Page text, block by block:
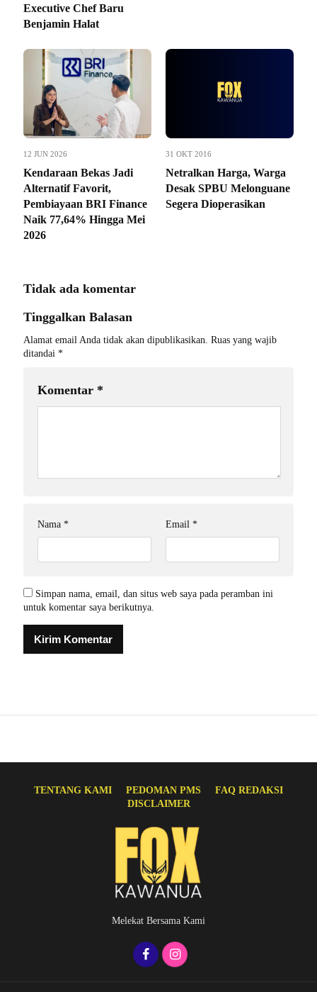
Executive Chef Baru
Benjamin Halat
12 JUN 2026
Kendaraan Bekas Jadi
Alternatif Favorit,
Pembiayaan BRI Finance
Naik 77,64% Hingga Mei
2026
31 OKT 2016
Netralkan Harga, Warga
Desak SPBU Melonguane
Segera Dioperasikan
Tidak ada komentar
Tinggalkan Balasan
Alamat email Anda tidak akan dipublikasikan. Ruas yang wajib
ditandai *
Komentar *
Nama * Email *
Simpan nama, email, dan situs web saya pada peramban ini
untuk komentar saya berikutnya.
TENTANG KAMI PEDOMAN PMS
FAQ REDAKSI
DISCLAIMER
Melekat Bersama Kami